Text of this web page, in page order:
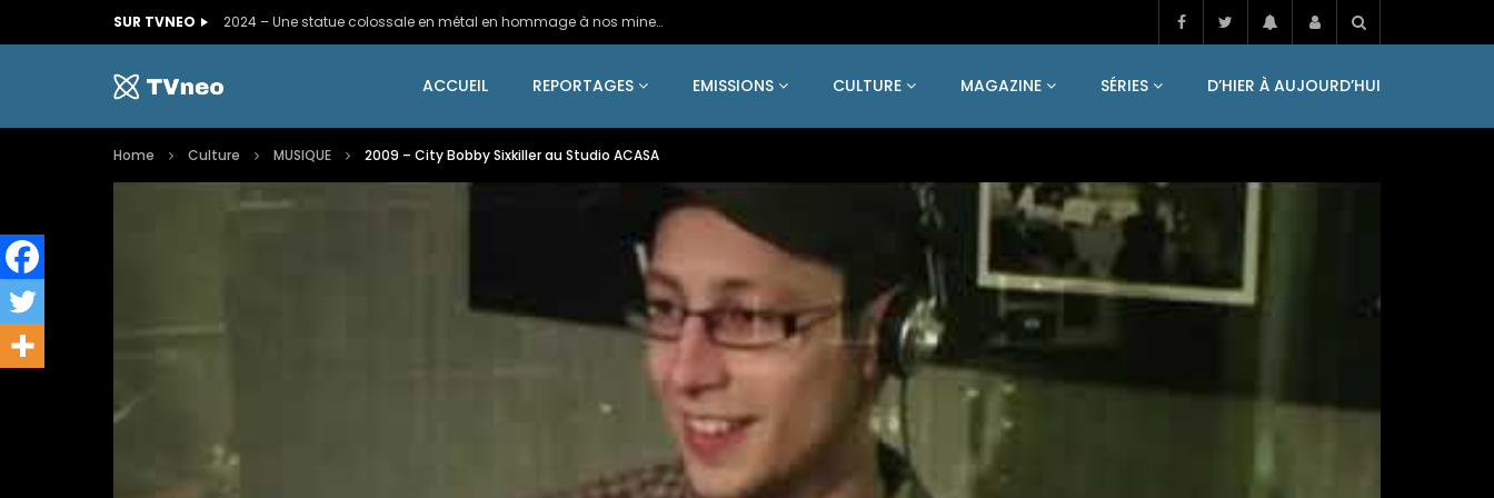
SUR TVNEO 2024 – Une statue colossale en métal en hommage à nos mineurs de fer
ACCUEIL REPORTAGES EMISSIONS CULTURE MAGAZINE SÉRIES D’HIER À AUJOURD’HUI
Home Culture MUSIQUE 2009 – City Bobby Sixkiller au Studio ACASA